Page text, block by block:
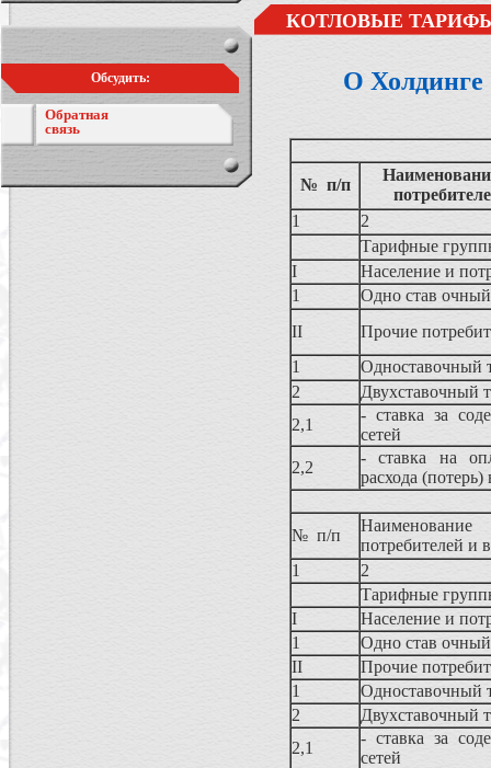
Обсудить:
Обратная
связь
КОТЛОВЫЕ
О Холдинге
№ п/п
1
2
Тарифные
I
Население и
1
Одно став
II
Прочие
1
Одноставочный
2
Двухставочный
2,1
- ставка за
сетей
2,2
- ставка на
расхода (потерь)
№ п/п
потребителей и
1
2
Тарифные
I
Население и
1
Одно став
II
Прочие
1
Одноставочный
2
Двухставочный
2,1
- ставка за
сетей